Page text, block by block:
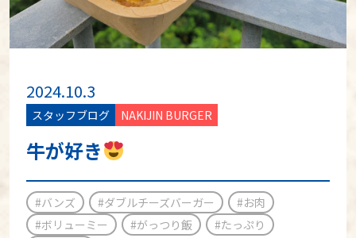
2024.10.3
スタッフブログ NAKIJIN BURGER
牛が好き
#バンズ #ダブルチーズバーガー
#お肉
#ボリューミー
#がっつり飯
#たっぷり